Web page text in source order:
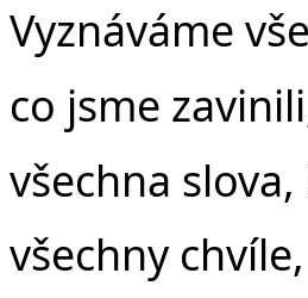
Vyznáváme
co jsme
všechna
všechny